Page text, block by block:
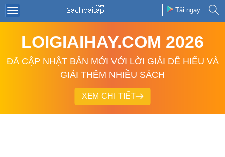
Tải ngay
LOIGIAIHAY.COM 2026
ĐÃ CẬP NHẬT BẢN MỚI VỚI LỜI GIẢI DỄ HIỂU VÀ
GIẢI THÊM NHIỀU SÁCH
XEM CHI TIẾT